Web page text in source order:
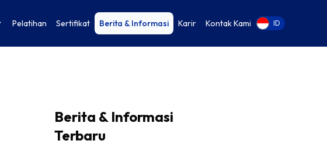
Pelatihan Sertifikat Berita & Informasi Karir Kontak Kami EN ID
Berita & Informasi
Terbaru